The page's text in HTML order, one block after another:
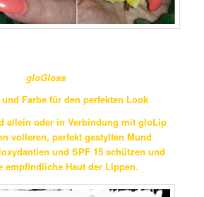
gloGloss
Farbe für den perfekten Look
allein oder in Verbindung mit gloLip
volleren, perfekt gestylten Mund
und SPF 15 schützen und
empfindliche Haut der Lippen.